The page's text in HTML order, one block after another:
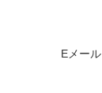
Eメール